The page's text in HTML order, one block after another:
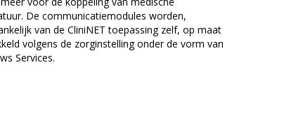
De communicatiemodules worden,
van de CliniNET toepassing zelf, op maat
volgens de zorginstelling onder de vorm van
Services.